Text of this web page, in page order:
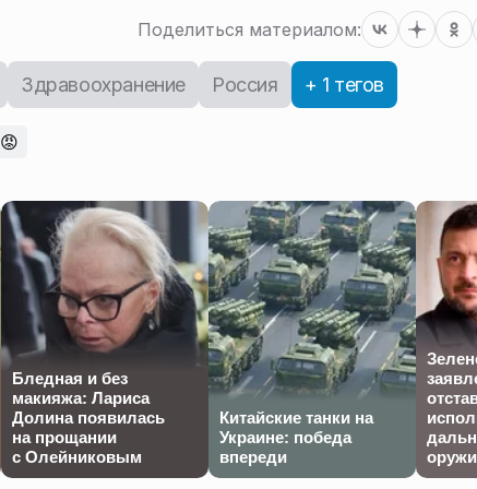
Поделиться материалом:
Здравоохранение Россия + 1 тегов
😡
Бледная и без
макияжа: Лариса
Долина появилась
на прощании
с Олейниковым
Китайские танки на
Украине: победа
впереди